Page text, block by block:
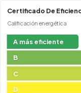
Certificado De
Calificación energética
A más eficiente
B
C
D